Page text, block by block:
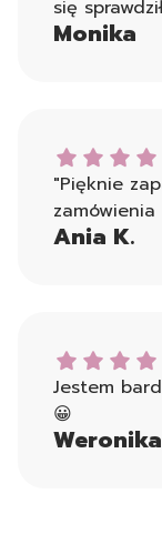
się
Monika
Ania K. dał
"Pięknie
zamówienia
Ania K.
Weronika
Jestem
😀
Weronika